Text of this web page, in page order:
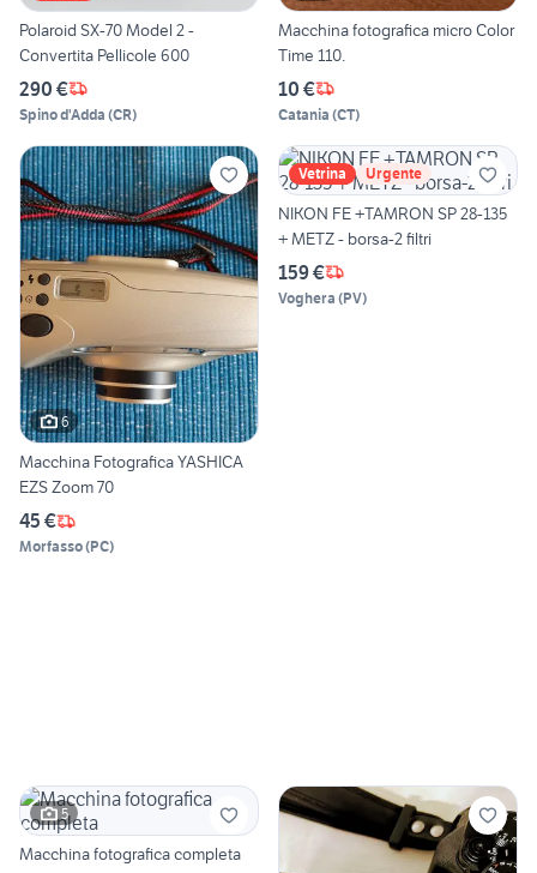
Polaroid SX-70 Model 2 -
Convertita Pellicole 600
290 €
Spino d'Adda (CR)
Macchina fotografica micro Color
Time 110.
10 €
Catania (CT)
6
Macchina Fotografica YASHICA
EZS Zoom 70
45 €
Morfasso(PC)
Vetrina Urgente
NIKON FE +TAMRON SP 28-135
+ METZ - borsa-2 filtri
159 €
Voghera (PV)
5
Macchina fotografica completa